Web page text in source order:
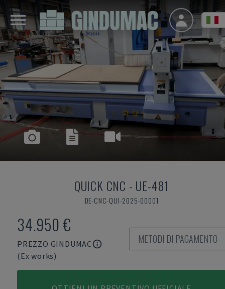
QUICK CNC - UE-481
DE-CNC-QUI-2025-00001
34.950 €
PREZZO GINDUMAC
(Ex works)
METODI DI PAGAMENTO